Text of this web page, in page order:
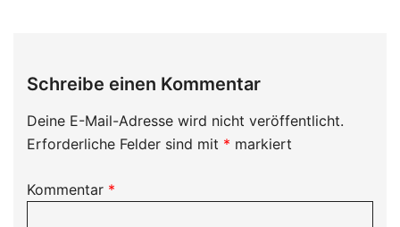
Schreibe einen Kommentar
Deine E-Mail-Adresse wird nicht veröffentlicht.
Erforderliche Felder sind mit * markiert
Kommentar *